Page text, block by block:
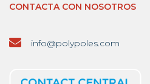
CONTACTA CON NOSOTROS
info@polypoles.com